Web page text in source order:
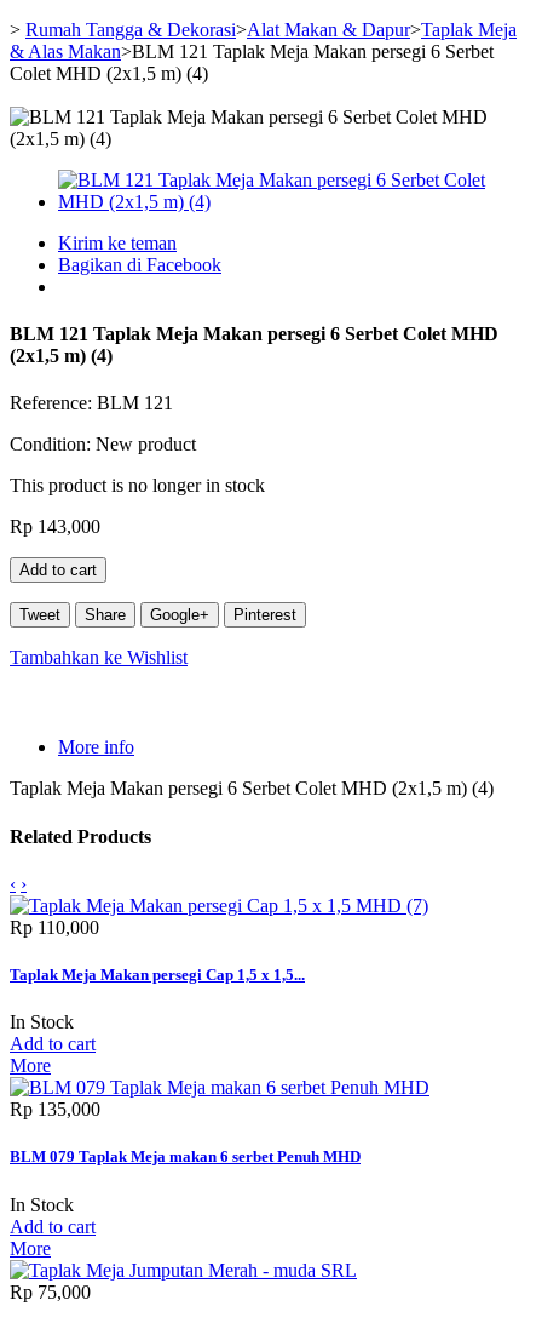
> Rumah Tangga & Dekorasi>Alat Makan & Dapur>Taplak Meja
& Alas Makan>BLM 121 Taplak Meja Makan persegi 6 Serbet
Colet MHD (2x1,5 m) (4)
Kirim ke teman
Bagikan di Facebook
BLM 121 Taplak Meja Makan persegi 6 Serbet Colet MHD
(2x1,5 m) (4)
Reference: BLM 121
Condition: New product
This product is no longer in stock
Rp‎ 143,000
Add to cart
Tweet Share Google+ Pinterest
Tambahkan ke Wishlist
More info
Taplak Meja Makan persegi 6 Serbet Colet MHD (2x1,5 m) (4)
Related Products
‹ ›
Rp‎ 110,000
Taplak Meja Makan persegi Cap 1,5 x 1,5...
In Stock
Add to cart
More
Rp‎ 135,000
BLM 079 Taplak Meja makan 6 serbet Penuh MHD
In Stock
Add to cart
More
Rp‎ 75,000